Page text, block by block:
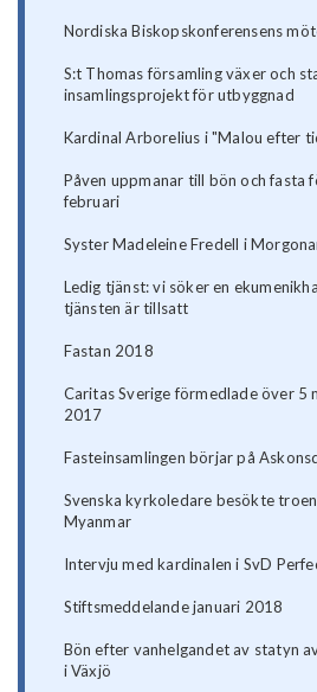
Nordiska Biskopskonferensens
S:t Thomas församling växer och
insamlingsprojekt för utbyggnad
Kardinal Arborelius i "Malou efter
Påven uppmanar till bön och fasta
februari
Syster Madeleine Fredell i
Ledig tjänst: vi söker en
tjänsten är tillsatt
Fastan 2018
Caritas Sverige förmedlade över 5
2017
Fasteinsamlingen börjar på
Svenska kyrkoledare besökte
Myanmar
Intervju med kardinalen i SvD
Stiftsmeddelande januari 2018
Bön efter vanhelgandet av statyn
i Växjö